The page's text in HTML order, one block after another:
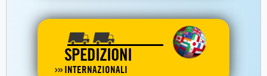
SPEDIZIONI
INTERNAZIONALI